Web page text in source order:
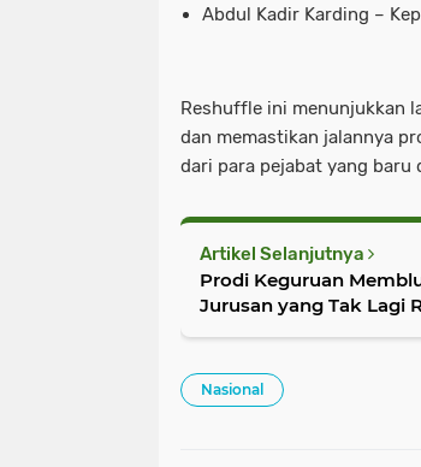
Abdul Kadir Karding –
Reshuffle ini menunjukkan
dan memastikan jalannya
dari para pejabat yang
Artikel Selanjutnya
Prodi Keguruan
Jurusan yang Tak Lagi
Nasional